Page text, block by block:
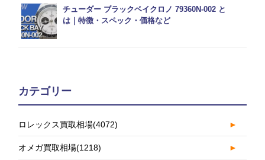
チューダー ブラックベイクロノ 79360N-002 と
は｜特徴・スペック・価格など
カテゴリー
ロレックス買取相場(4072) ►
オメガ買取相場(1218) ►